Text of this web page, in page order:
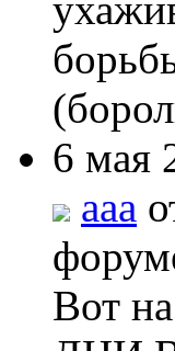
6 мая
aaa
Вот